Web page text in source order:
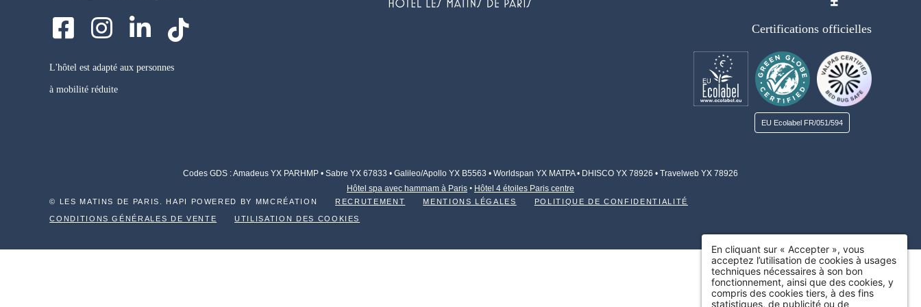
L'hôtel est adapté aux personnes
à mobilité réduite
Certifications officielles
EU Ecolabel FR/051/594
Codes GDS : Amadeus YX PARHMP • Sabre YX 67833 • Galileo/Apollo YX B5563 • Worldspan YX MATPA• DHISCO YX 78926 • Travelweb YX 78926
Hôtel spa avec hammam à Paris• Hôtel 4 étoiles Paris centre
© LES MATINS DE PARIS. HAPI POWERED BY MMCRÉATION RECRUTEMENT MENTIONS LÉGALES POLITIQUE DE CONFIDENTIALITÉ
CONDITIONS GÉNÉRALES DE VENTE UTILISATION DES COOKIES
En cliquant sur « Accepter », vous
acceptez l’utilisation de cookies à usages
techniques nécessaires à son bon
fonctionnement, ainsi que des cookies, y
compris des cookies tiers, à des fins
statistiques, de publicité ou de